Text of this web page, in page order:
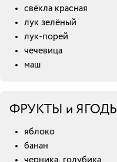
свёкла красная
лук зелёный
лук-порей
чечевица
маш
ФРУКТЫ и ЯГОДЫ
яблоко
банан